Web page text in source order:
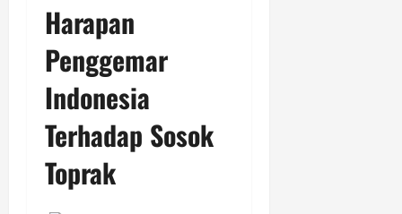
Harapan
Penggemar
Indonesia
Terhadap Sosok
Toprak